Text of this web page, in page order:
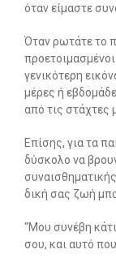
όταν είμαστε
Όταν ρωτάτε το
γενικότερη
μέρες ή
από τις στάχτες
Επίσης, για τα
δύσκολο να
δική σας ζωή
“Μου συνέβη
σου, και αυτό